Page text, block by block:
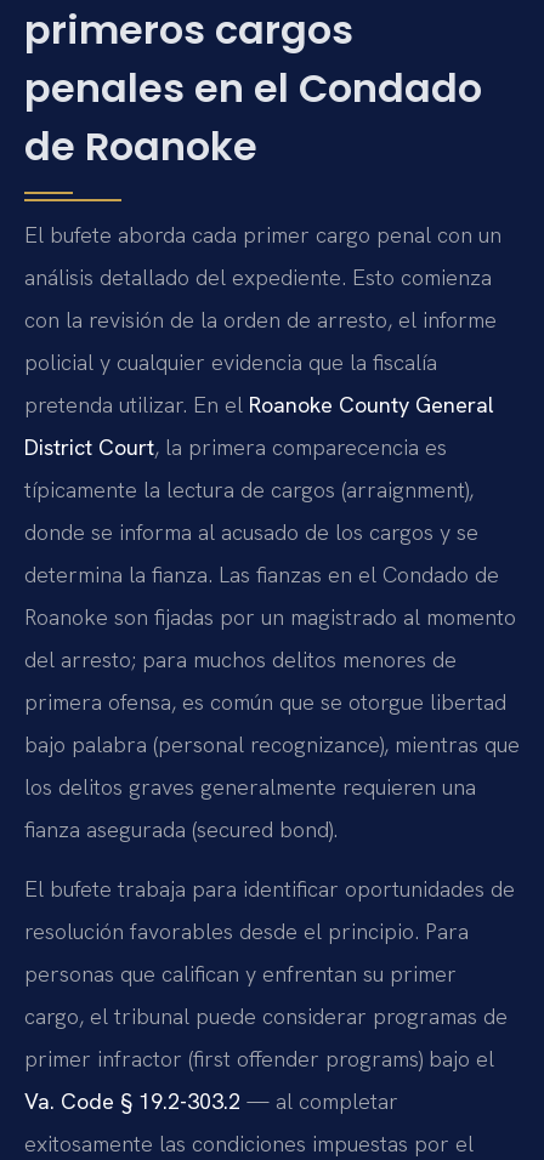
primeros cargos
penales en el Condado
de Roanoke
El bufete aborda cada primer cargo penal con un
análisis detallado del expediente. Esto comienza
con la revisión de la orden de arresto, el informe
policial y cualquier evidencia que la fiscalía
pretenda utilizar. En el Roanoke County General
District Court, la primera comparecencia es
típicamente la lectura de cargos (arraignment),
donde se informa al acusado de los cargos y se
determina la fianza. Las fianzas en el Condado de
Roanoke son fijadas por un magistrado al momento
del arresto; para muchos delitos menores de
primera ofensa, es común que se otorgue libertad
bajo palabra (personal recognizance), mientras que
los delitos graves generalmente requieren una
fianza asegurada (secured bond).
El bufete trabaja para identificar oportunidades de
resolución favorables desde el principio. Para
personas que califican y enfrentan su primer
cargo, el tribunal puede considerar programas de
primer infractor (first offender programs) bajo el
Va. Code § 19.2-303.2 — al completar
exitosamente las condiciones impuestas por el